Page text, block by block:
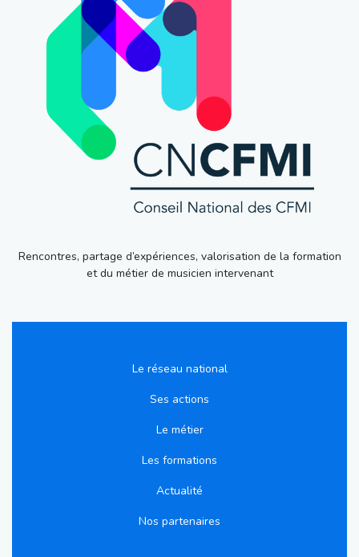
Rencontres, partage d’expériences, valorisation de la formation
et du métier de musicien intervenant
Le réseau national
Ses actions
Le métier
Les formations
Actualité
Nos partenaires